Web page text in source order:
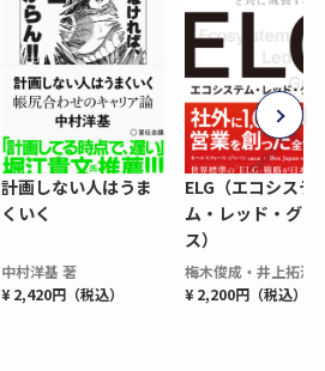
計画しない人はうま
くいく
中村洋基 著
¥ 2,420円（税込）
ELG（エコシステ
ム・レッド・グロ
ス）
梅木俊成・井上拓海
¥ 2,200円（税込）